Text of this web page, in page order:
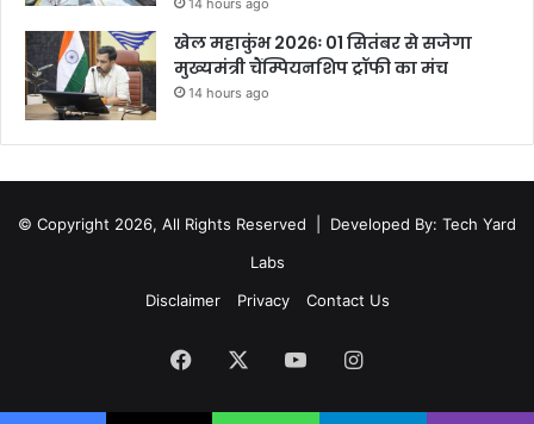
खेल महाकुंभ 2026ः 01 सितंबर से सजेगा
मुख्यमंत्री चैंम्पियनशिप ट्रॉफी का मंच
14 hours ago
© Copyright 2026, All Rights Reserved | Developed By: Tech Yard
Labs
Disclaimer
Privacy Contact Us
Facebook YouTubeInstagram